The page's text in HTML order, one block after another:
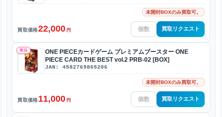
未開封BOXのみ買取可。
買取価格22,000 円 買取リクエスト
新品
ONE PIECEカードゲーム プレミアムブースター ONE
PIECE CARD THE BEST vol.2 PRB-02 [BOX]
JAN: 4582769865206
未開封BOXのみ買取可。
買取価格11,000 円 買取リクエスト